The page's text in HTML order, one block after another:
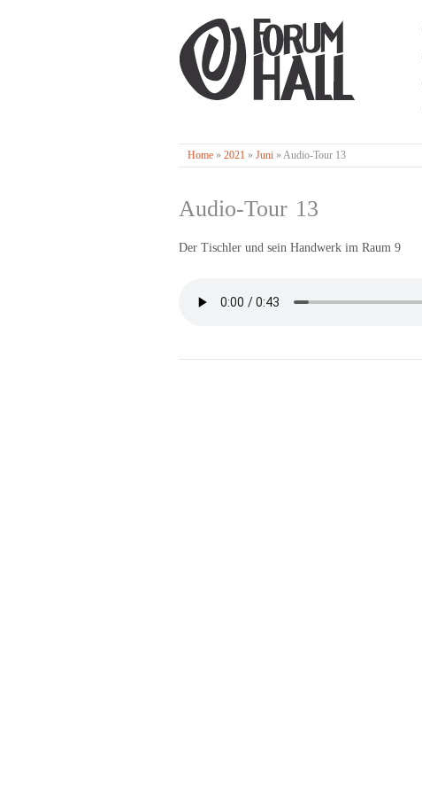
Home » 2021 » Juni »Audio-Tour 13
Audio-Tour 13
Der Tischler und sein Handwerk im Raum 9